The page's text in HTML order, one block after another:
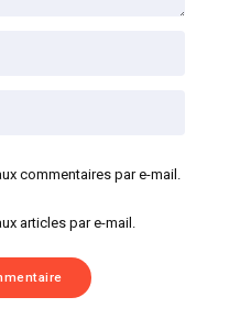
commentaires par e-mail.
articles par e-mail.